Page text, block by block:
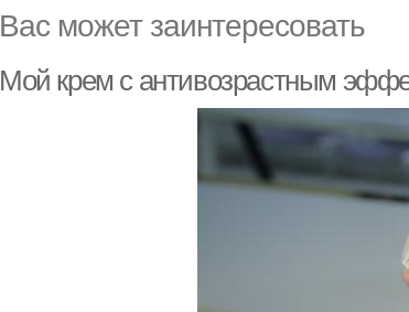
Вас может заинтересовать
Мой крем с антивозрастным